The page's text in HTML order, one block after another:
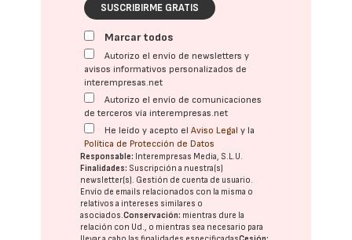
SUSCRIBIRME GRATIS
Marcar todos
Autorizo el envío de newsletters y
avisos informativos personalizados de
interempresas.net
Autorizo el envío de comunicaciones
de terceros vía interempresas.net
He leído y acepto elAviso Legal y la
Política de Protección de Datos
Responsable: Interempresas Media, S.L.U.
Finalidades: Suscripción a nuestra(s)
newsletter(s). Gestión de cuenta de usuario.
Envío de emails relacionados con la misma o
relativos a intereses similares o
asociados.Conservación: mientras dure la
relación con Ud., o mientras sea necesario para